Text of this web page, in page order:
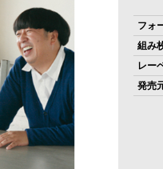
フォ
組み
レー
発売